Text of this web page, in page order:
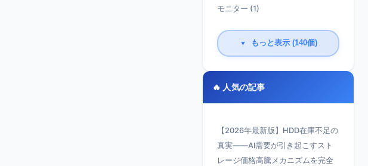
モニター (1)
▼ もっと表示 (140個)
🔥 人気の記事
【2026年最新版】HDD在庫不足の
真実——AI需要が引き起こすスト
レージ価格高騰メカニズムを完全